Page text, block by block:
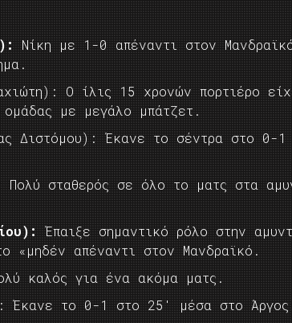
Νίκη με 1-0 απέναντι στον
Ο ίλις 15 χρονών πορτιέρο
με μεγάλο μπάτζετ.
Διστόμου): Έκανε το σέντρα στο 0-1
Πολύ σταθερός σε όλο το ματς στα
Έπαιξε σημαντικό ρόλο στην
«μηδέν απέναντι στον Μανδραϊκό.
καλός για ένα ακόμα ματς.
Έκανε το 0-1 στο 25′ μέσα στο